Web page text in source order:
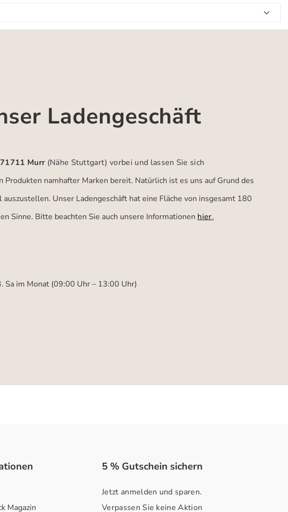
Ladengeschäft
Murr (Nähe Stuttgart) vorbei und lassen Sie sich
namhafter Marken bereit. Natürlich ist es uns auf Grund des
Unser Ladengeschäft hat eine Fläche von insgesamt 180
Sinne. Bitte beachten Sie auch unsere Informationen hier.
Sa im Monat (09:00 Uhr – 13:00 Uhr)
Magazin
5 % Gutschein sichern
Jetzt anmelden und sparen.
Verpassen Sie keine Aktion